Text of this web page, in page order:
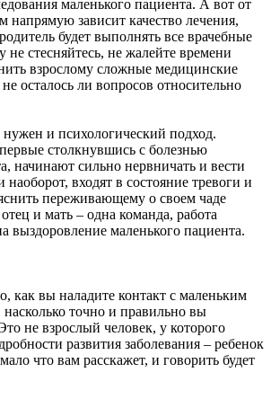
маленького пациента. А вот от
напрямую зависит качество лечения,
будет выполнять все врачебные
не стесняйтесь, не жалейте времени
взрослому сложные медицинские
осталось ли вопросов относительно
и психологический подход.
столкнувшись с болезнью
начинают сильно нервничать и вести
наоборот, входят в состояние тревоги и
переживающему о своем чаде
и мать – одна команда, работа
выздоровление маленького пациента.
как вы наладите контакт с маленьким
насколько точно и правильно вы
не взрослый человек, у которого
развития заболевания – ребенок
что вам расскажет, и говорить будет